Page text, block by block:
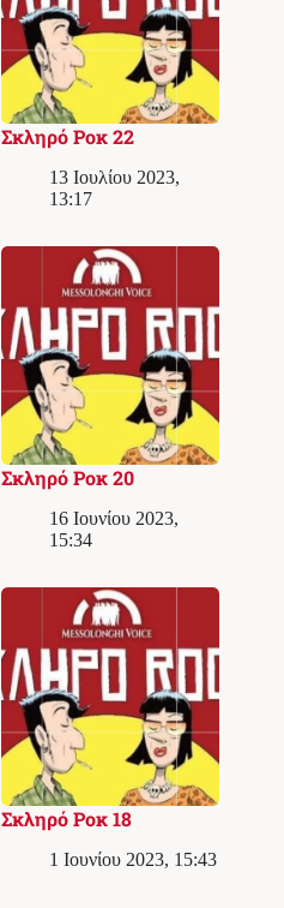
Σκληρό Ροκ 22
13 Ιουλίου 2023,
13:17
Σκληρό Ροκ 20
16 Ιουνίου 2023,
15:34
Σκληρό Ροκ 18
1 Ιουνίου 2023, 15:43